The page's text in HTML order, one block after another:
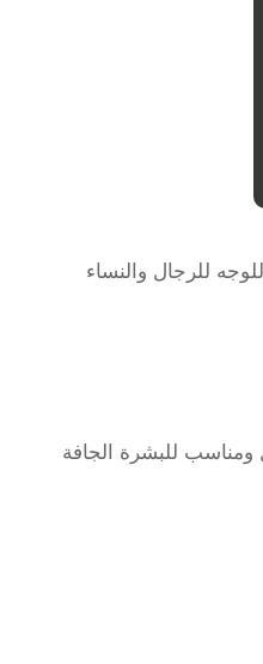
للرجال والنساء
للبشرة الجافة